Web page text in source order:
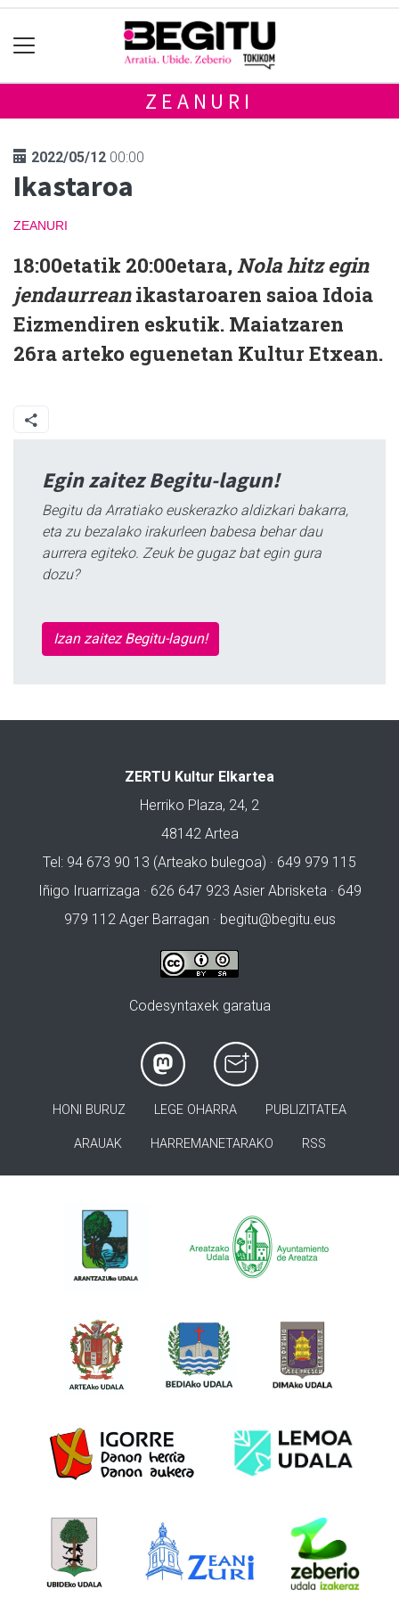
ZEANURI
2022/05/12 00:00
Ikastaroa
ZEANURI
18:00etatik 20:00etara,Nola hitz egin
jendaurreanikastaroaren saioa Idoia
Eizmendiren eskutik. Maiatzaren
26ra arteko eguenetan Kultur Etxean.
Egin zaitez Begitu-lagun!
Begitu da Arratiako euskerazko aldizkari bakarra,
eta zu bezalako irakurleen babesa behar dau
aurrera egiteko. Zeuk be gugaz bat egin gura
dozu?
Izan zaitez Begitu-lagun!
ZERTU Kultur Elkartea
Herriko Plaza, 24, 2
48142 Artea
Tel: 94 673 90 13 (Arteako bulegoa) · 649 979 115
Iñigo Iruarrizaga · 626 647 923 Asier Abrisketa · 649
979 112 Ager Barragan · begitu@begitu.eus
Codesyntaxek garatua
HONI BURUZ LEGE OHARRA PUBLIZITATEA
ARAUAK HARREMANETARAKO RSS